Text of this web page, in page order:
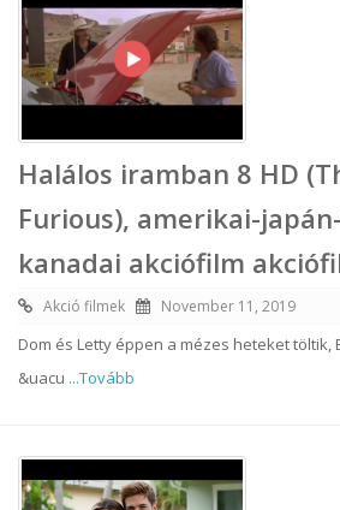
Halálos iramban 8 HD
Furious), amerikai-
kanadai akciófilm
Akció filmek November 11, 2019
Dom és Letty éppen a mézes heteket töltik,
&uacu ...Tovább